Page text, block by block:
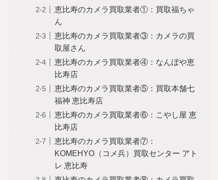
恵比寿のカメラ買取業者①：買取福ちゃ
ん
恵比寿のカメラ買取業者③：カメラの買
取屋さん
恵比寿のカメラ買取業者④：なんぼや恵
比寿店
恵比寿のカメラ買取業者⑤：買取本舗七
福神 恵比寿店
恵比寿のカメラ買取業者⑥：こやし屋 恵
比寿店
恵比寿のカメラ買取業者⑦：
KOMEHYO（コメ兵）買取センター アト
レ 恵比寿